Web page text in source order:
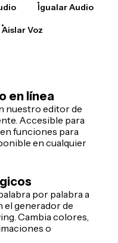
Igualar Audio
Aislar Voz
en línea
nuestro editor de
Accesible para
funciones para
en cualquier
por palabra a
el generador de
Cambia colores,
o